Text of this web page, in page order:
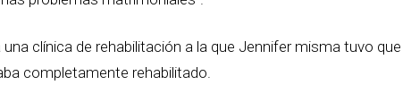
clínica de rehabilitación a la que Jennifer misma tuvo que
completamente rehabilitado.